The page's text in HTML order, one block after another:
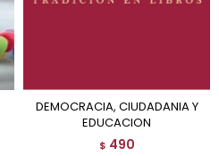
DEMOCRACIA, CIUDADANIA Y
EDUCACION
$ 490